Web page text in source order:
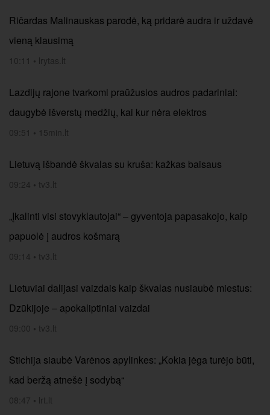
Ričardas Malinauskas parodė, ką pridarė audra ir uždavė
vieną klausimą
10:11 • lrytas.lt
Lazdijų rajone tvarkomi praūžusios audros padariniai:
daugybė išverstų medžių, kai kur nėra elektros
09:51 • 15min.lt
Lietuvą išbandė škvalas su kruša: kažkas baisaus
09:24 • tv3.lt
„Įkalinti visi stovyklautojai“ – gyventoja papasakojo, kaip
papuolė į audros košmarą
09:14 • tv3.lt
Lietuviai dalijasi vaizdais kaip škvalas nusiaubė miestus:
Dzūkijoje – apokaliptiniai vaizdai
09:00 • tv3.lt
Stichija siaubė Varėnos apylinkes: „Kokia jėga turėjo būti,
kad beržą atnešė į sodybą“
08:47 • lrt.lt